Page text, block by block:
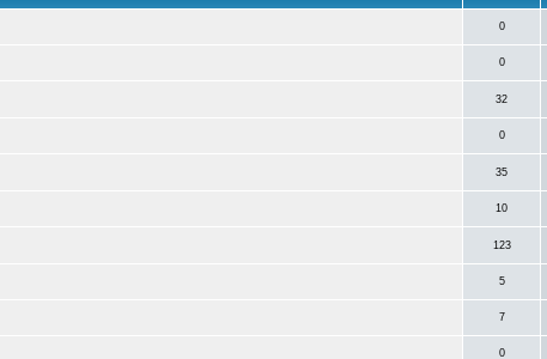
0
0
32
0
35
10
123
5
7
0